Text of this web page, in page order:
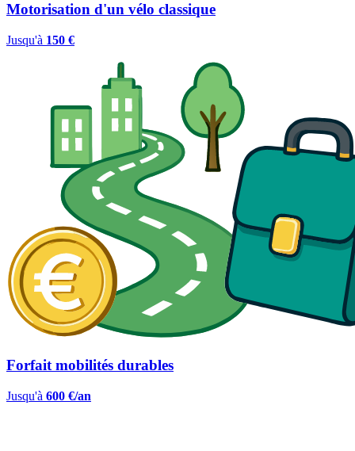
Motorisation d'un vélo classique
Jusqu'à 150 €
Forfait mobilités durables
Jusqu'à 600 €/an